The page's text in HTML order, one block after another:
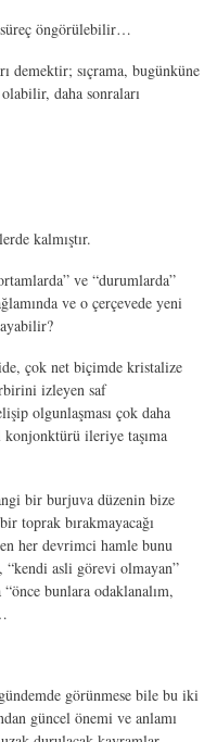
öngörülebilir…
demektir; sıçrama, bugünküne
daha sonraları
kalmıştır.
ve “durumlarda”
ve o çerçevede yeni
çok net biçimde kristalize
izleyen saf
olgunlaşması çok daha
konjonktürü ileriye taşıma
bir burjuva düzenin bize
toprak bırakmayacağı
her devrimci hamle bunu
“kendi asli görevi olmayan”
bunlara odaklanalım,
görünmese bile bu iki
güncel önemi ve anlamı